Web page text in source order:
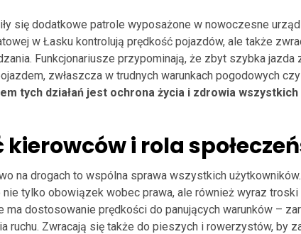
się dodatkowe patrole wyposażone w nowoczesne
w Łasku kontrolują prędkość pojazdów, ale także
Funkcjonariusze przypominają, że zbyt szybka jazda
zwłaszcza w trudnych warunkach pogodowych
tych działań jest ochrona życia i zdrowia wszystkich
i rola
na drogach to wspólna sprawa wszystkich użytkowników.
tylko obowiązek wobec prawa, ale również wyraz troski
dostosowanie prędkości do panujących warunków –
ruchu. Zwracają się także do pieszych i rowerzystów, by